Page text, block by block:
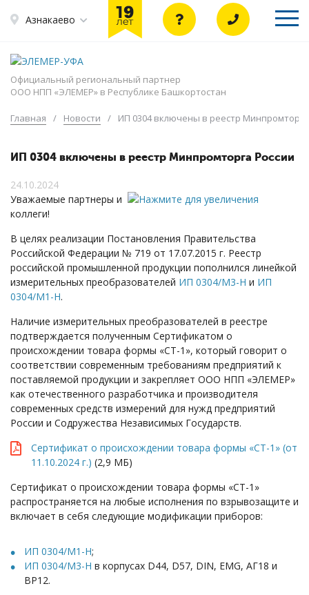
Азнакаево
Официальный региональный партнер
ООО НПП «ЭЛЕМЕР» в Республике Башкортостан
Главная / Новости / ИП 0304 включены в реестр
ИП 0304 включены в реестр Минпромторга России
24.10.2024
Уважаемые партнеры и
коллеги!
В целях реализации Постановления Правительства
Российской Федерации № 719 от 17.07.2015 г. Реестр
российской промышленной продукции пополнился линейкой
измерительных преобразователей ИП 0304/М3-Н и ИП
0304/М1-Н.
Наличие измерительных преобразователей в реестре
подтверждается полученным Сертификатом о
происхождении товара формы «СТ-1», который говорит о
соответствии современным требованиям предприятий к
поставляемой продукции и закрепляет ООО НПП «ЭЛЕМЕР»
как отечественного разработчика и производителя
современных средств измерений для нужд предприятий
России и Содружества Независимых Государств.
Сертификат о происхождении товара формы «СТ-1» (от
11.10.2024 г.) (2,9 МБ)
Сертификат о происхождении товара формы «СТ-1»
распространяется на любые исполнения по взрывозащите и
включает в себя следующие модификации приборов:
ИП 0304/М1-Н;
ИП 0304/М3-Н в корпусах D44, D57, DIN, EMG, АГ18 и
ВР12.